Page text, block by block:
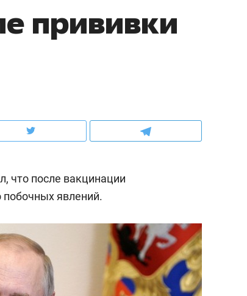
прививки
что после вакцинации
побочных явлений.
и чудных запросах мастеров
налогах и развитии без
«Фороса»:
невроз» –
не считает
Рекомендуем
Дизайнер-прораб
Наседкина: «Ремонт
с мебелью за 2
для меня это